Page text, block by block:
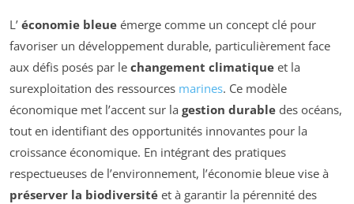
L’ économie bleue émerge comme un concept clé pour
favoriser un développement durable, particulièrement face
aux défis posés par le changement climatique et la
surexploitation des ressources marines. Ce modèle
économique met l’accent sur la gestion durable des océans,
tout en identifiant des opportunités innovantes pour la
croissance économique. En intégrant des pratiques
respectueuses de l’environnement, l’économie bleue vise à
préserver la biodiversité et à garantir la pérennité des